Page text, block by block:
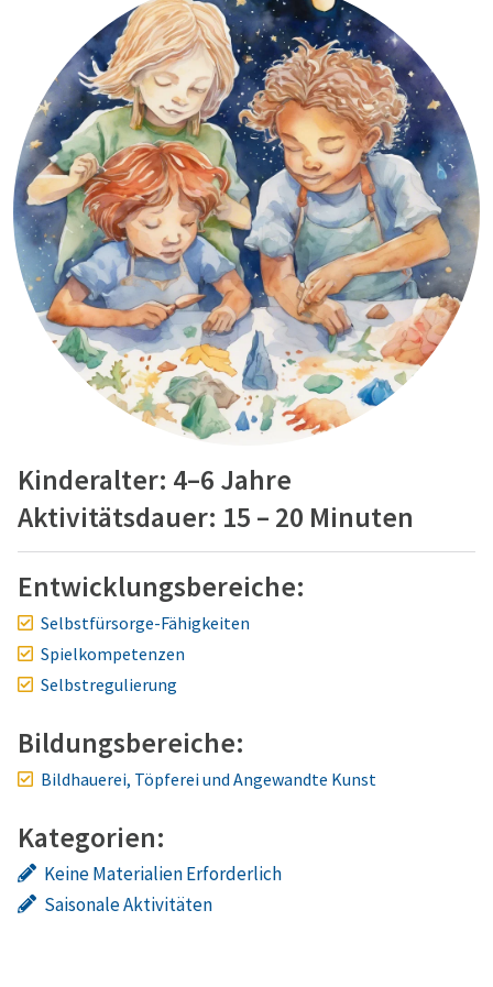
Kinderalter: 4–6 Jahre
Aktivitätsdauer: 15 – 20 Minuten
Entwicklungsbereiche:
Selbstfürsorge-Fähigkeiten
Spielkompetenzen
Selbstregulierung
Bildungsbereiche:
Bildhauerei, Töpferei und Angewandte Kunst
Kategorien:
Keine Materialien Erforderlich
Saisonale Aktivitäten